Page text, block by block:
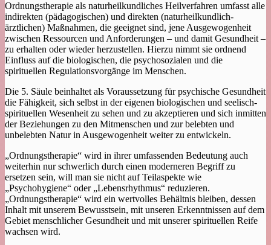
Ordnungstherapie als naturheilkundliches Heilverfahren umfasst alle
indirekten (pädagogischen) und direkten (naturheilkundlich-
ärztlichen) Maßnahmen, die geeignet sind, jene Ausgewogenheit
zwischen Ressourcen und Anforderungen – und damit Gesundheit –
zu erhalten oder wieder herzustellen. Hierzu nimmt sie ordnend
Einfluss auf die biologischen, die psychosozialen und die
spirituellen Regulationsvorgänge im Menschen.
Die 5. Säule beinhaltet als Voraussetzung für psychische Gesundheit
die Fähigkeit, sich selbst in der eigenen biologischen und seelisch-
spirituellen Wesenheit zu sehen und zu akzeptieren und sich inmitten
der Beziehungen zu den Mitmenschen und zur belebten und
unbelebten Natur in Ausgewogenheit weiter zu entwickeln.
„Ordnungstherapie“ wird in ihrer umfassenden Bedeutung auch
weiterhin nur schwerlich durch einen moderneren Begriff zu
ersetzen sein, will man sie nicht auf Teilaspekte wie
„Psychohygiene“ oder „Lebensrhythmus“ reduzieren.
„Ordnungstherapie“ wird ein wertvolles Behältnis bleiben, dessen
Inhalt mit unserem Bewusstsein, mit unseren Erkenntnissen auf dem
Gebiet menschlicher Gesundheit und mit unserer spirituellen Reife
wachsen wird.